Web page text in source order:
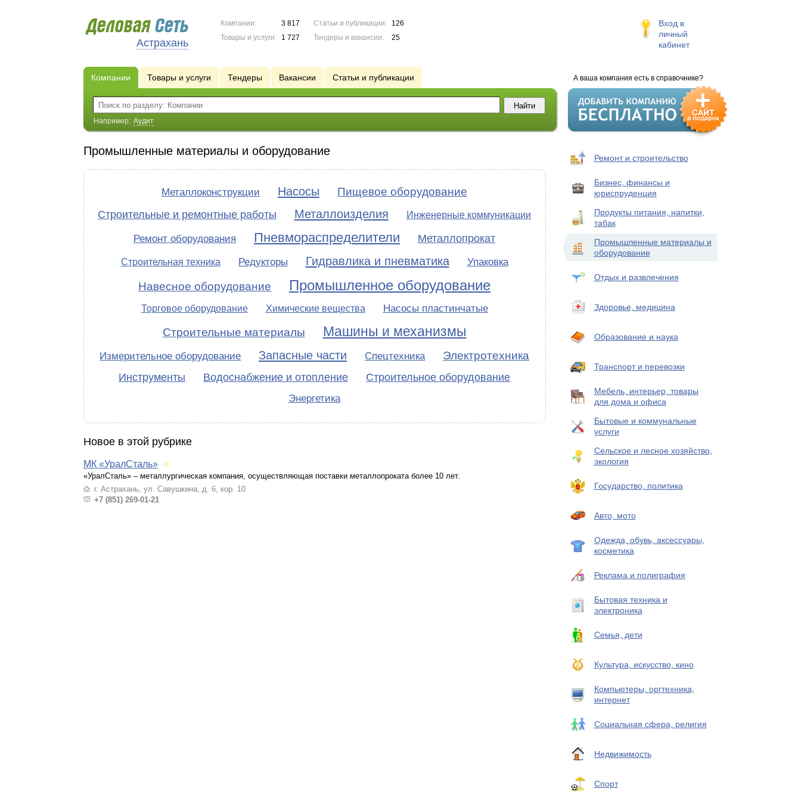
Астрахань
Компании:
3 817
Товары и услуги:
1 727
Статьи и публикации:
126
Тендеры и вакансии:
25
Вход в
личный
кабинет
А ваша компания есть в справочнике?
Компании Товары и услуги Тендеры Вакансии Статьи и публикации
Например: Аудит
Промышленные материалы и оборудование
Металлоконструкции Насосы Пищевое оборудование
Строительные и ремонтные работы Металлоизделия Инженерные коммуникации
Ремонт оборудования Пневмораспределители Металлопрокат
Строительная техника Редукторы Гидравлика и пневматика Упаковка
Навесное оборудование Промышленное оборудование
Торговое оборудование Химические вещества Насосы пластинчатые
Строительные материалы Машины и механизмы
Измерительное оборудование Запасные части Спецтехника Электротехника
Инструменты Водоснабжение и отопление Строительное оборудование
Энергетика
Новое в этой рубрике
МК «УралСталь»
«УралСталь» – металлургическая компания, осуществляющая поставки металлопроката более 10 лет.
г. Астрахань, ул. Савушкина, д. 6, кор. 10
+7 (851) 269-01-21
Ремонт и строительство
Бизнес, финансы и
юриспруденция
Продукты питания, напитки,
табак
Промышленные материалы и
оборудование
Отдых и развлечения
Здоровье, медицина
Образование и наука
Транспорт и перевозки
Мебель, интерьер, товары
для дома и офиса
Бытовые и коммунальные
услуги
Сельское и лесное хозяйство,
экология
Государство, политика
Авто, мото
Одежда, обувь, аксессуары,
косметика
Реклама и полиграфия
Бытовая техника и
электроника
Семья, дети
Культура, искусство, кино
Компьютеры, оргтехника,
интернет
Социальная сфера, религия
Недвижимость
Спорт